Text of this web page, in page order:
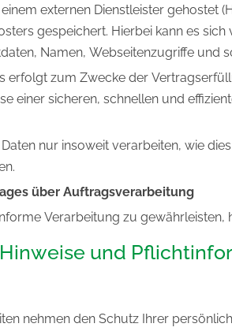
externen Dienstleister gehostet
gespeichert. Hierbei kann es
Namen, Webseitenzugriffe und
erfolgt zum Zwecke der
einer sicheren, schnellen und
nur insoweit verarbeiten, wie
über Auftragsverarbeitung
Verarbeitung zu
und
nehmen den Schutz Ihrer